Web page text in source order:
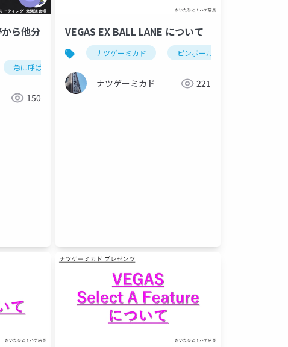
ら他分
急に呼ばれたので
150
VEGAS EX BALL LANE について
ナツゲーミカド ピンボール
ナツゲーミカド 221